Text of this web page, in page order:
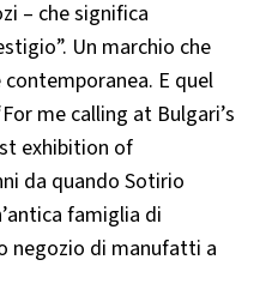
– che significa
Un marchio che
E quel
me calling at Bulgari’s
exhibition of
da quando Sotirio
famiglia di
negozio di manufatti a